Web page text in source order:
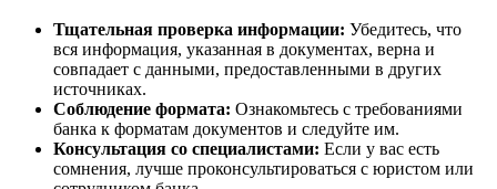
Тщательная проверка информации: Убедитесь, что
вся информация, указанная в документах, верна и
совпадает с данными, предоставленными в других
источниках.
Соблюдение формата: Ознакомьтесь с требованиями
банка к форматам документов и следуйте им.
Консультация со специалистами: Если у вас есть
сомнения, лучше проконсультироваться с юристом или